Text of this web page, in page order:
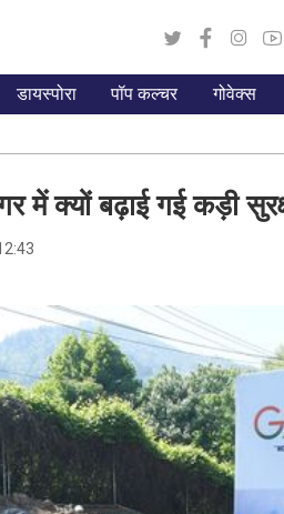
डायस्पोरा पॉप कल्चर गोवेक्स
क्यों बढ़ाई गई कड़ी